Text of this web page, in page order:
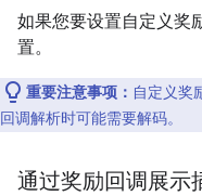
如果您要设置自定义奖
置。
重要注意事项： 自定义奖
回调解析时可能需要解码。
通过奖励回调展示